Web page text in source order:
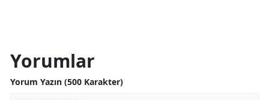
Yorumlar
Yorum Yazın (500 Karakter)